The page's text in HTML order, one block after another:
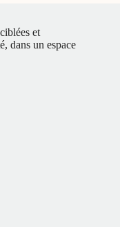
et
dans un espace